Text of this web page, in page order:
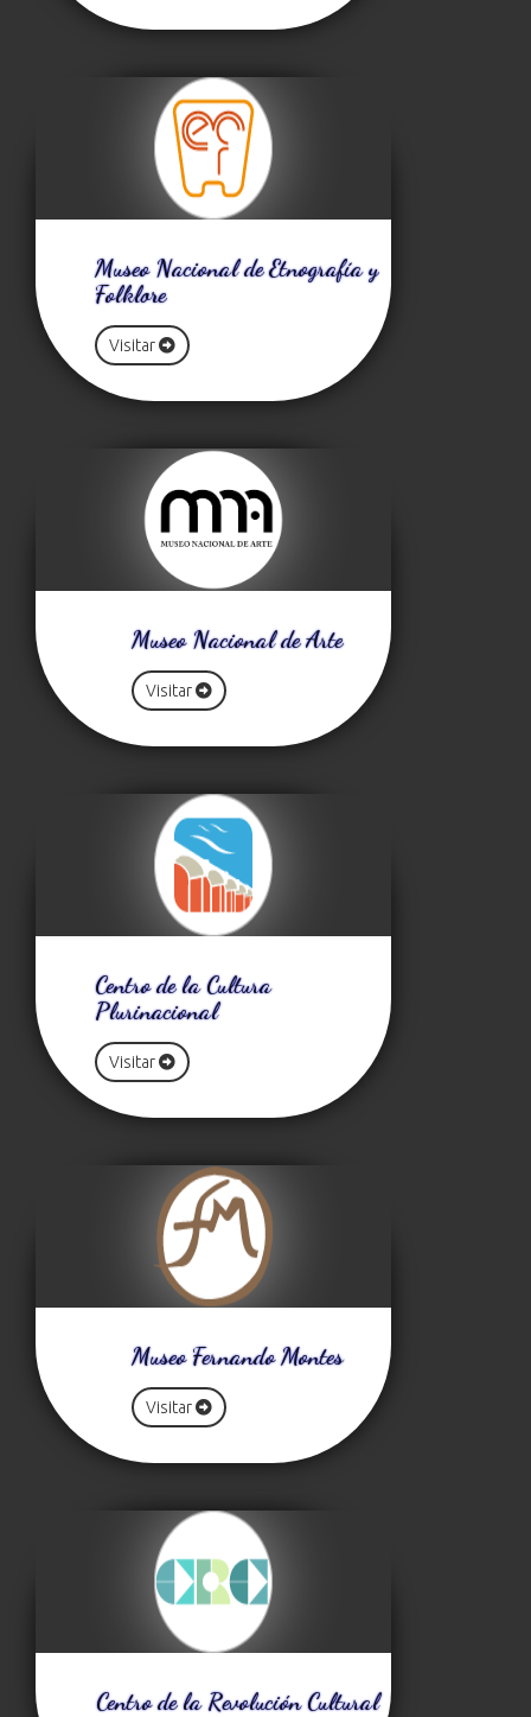
Museo Nacional de Etnografía y
Folklore
Visitar
Museo Nacional de Arte
Visitar
Centro de la Cultura
Plurinacional
Visitar
Museo Fernando Montes
Visitar
Centro de la Revolución Cultural